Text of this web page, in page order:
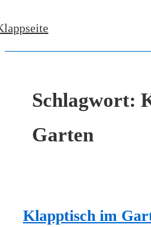
Zum
Schlagwort:
Garten
Klapptisch im